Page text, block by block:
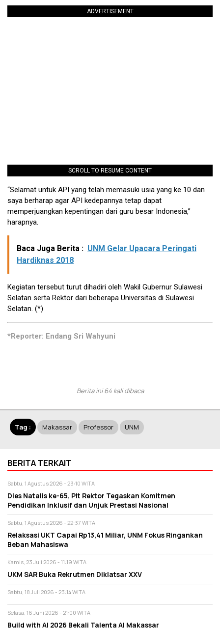
ADVERTISEMENT
SCROLL TO RESUME CONTENT
“Selamat untuk API yang telah memasuki usia yang ke 10 dan
saya berharap agar API kedepannya tetap dapat
memperjuangkan kepentingan dari guru besar Indonesia,”
harapnya.
Baca Juga Berita : UNM Gelar Upacara Peringati
Hardiknas 2018
Kegiatan tersebut turut dihadiri oleh Wakil Gubernur Sulawesi
Selatan serta Rektor dari beberapa Universitas di Sulawesi
Selatan. (*)
*Reporter: Endang Sri Wahyuni
Berita ini 64 kali dibaca
Tag : Makassar Professor UNM
BERITA TERKAIT
Sabtu, 1 Agustus 2026 - 23:10 WITA
Dies Natalis ke-65, Plt Rektor Tegaskan Komitmen
Pendidikan Inklusif dan Unjuk Prestasi Nasional
Sabtu, 1 Agustus 2026 - 22:37 WITA
Relaksasi UKT Capai Rp13,41 Miliar, UNM Fokus Ringankan
Beban Mahasiswa
Kamis, 23 Juli 2026 - 11:19 WITA
UKM SAR Buka Rekrutmen Diklatsar XXV
Sabtu, 18 Juli 2026 - 23:14 WITA
Selasa, 16 Juni 2026 - 21:00 WITA
Build with AI 2026 Bekali Talenta AI Makassar